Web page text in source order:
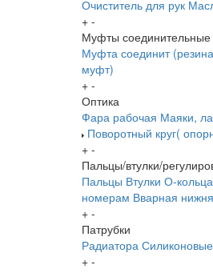
Очиститель для рук
+ -
Муфты соединительные
Муфта соединит
муфт)
+ -
Оптика
Фара рабочая Маяки,
Поворотный круг(
+ -
Пальцы/втулки/
Пальцы Втулки О-
номерам Вварная
+ -
Патрубки
Радиатора
+ -